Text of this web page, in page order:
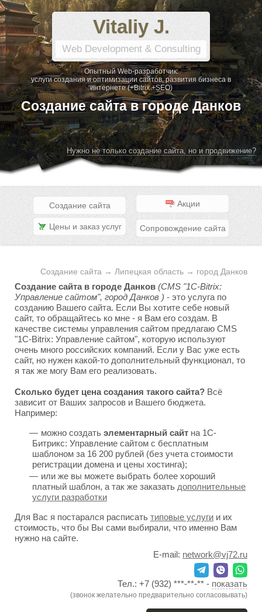
Vitaliy J.
Web Development & Consulting
Опытный Web-разработчик:
услуги создания и оптимизации сайтов, развития бизнеса в
интернете (+Bitrix +SEO)
Создание сайта в городе Данков
Нужно не только создание сайта, но и продвижение?
Создание сайта Акции
Цены и заказ услуг Сопровождение сайта
Создание сайта → Липецкая область → город Данков
Создание сайта в городе Данков (CMS "1C-Bitrix:
Управление сайтом", город Данков ) - это услуга по
созданию Вашего сайта. Если Вы хотите себе новый
сайт, то обращайтесь ко мне - я Вам его создам. В
качестве системы управления сайтом предлагаю CMS
"1C-Bitrix: Управление сайтом", которую используют
очень много российских компаний. Если у Вас уже есть
сайт, но нужен какой-то дополнительный функционал, то
я так же могу Вам его реализовать.
Сколько будет цена создания такого сайта? Всё
зависит от Ваших запросов и Вашего бюджета.
Например:
можно создать элементарный сайт на 1С-
Битрикс: Управление сайтом с бесплатным
шаблоном за 16 200 рублей (без учета стоимости
регистрации домена и цены хостинга);
или же вы можете выбрать более хороший
платный шаблон, а так же заказать дополнительные
услуги разработки
Для Вас я постарался расписать типовые услуги и их
стоимость, что бы Вы сами выбирали, что именно Вам
нужно на сайте.
E-mail: network@vj72.ru
Тел.: +7 (932) ***-**-** - показать
(звонок желательно предварительно согласовывать)